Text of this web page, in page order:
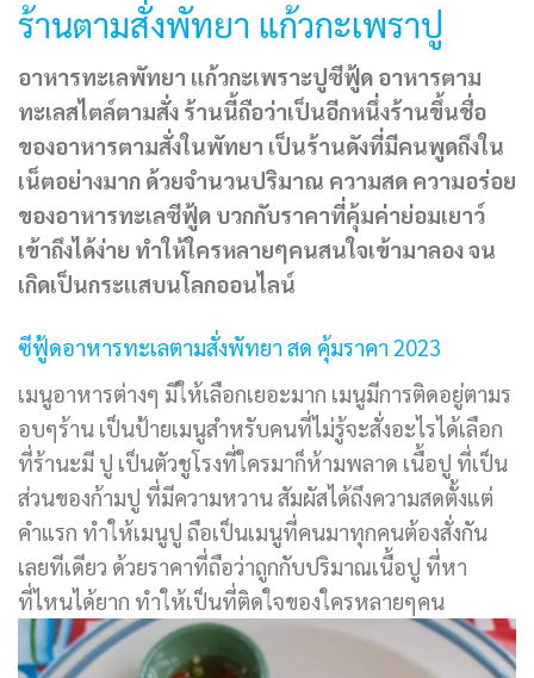
ร้านตามสั่งพัทยา แก้วกะเพราปู
อาหารทะเลพัทยา แก้วกะเพราะปูซีฟู้ด อาหารตาม
ทะเลสไตล์ตามสั่ง ร้านนี้ถือว่าเป็นอีกหนึ่งร้านขึ้นชื่อ
ของอาหารตามสั่งในพัทยา เป็นร้านดังที่มีคนพูดถึงใน
เน็ตอย่างมาก ด้วยจำนวนปริมาณ ความสด ความอร่อย
ของอาหารทะเลซีฟู้ด บวกกับราคาที่คุ้มค่าย่อมเยาว์
เข้าถึงได้ง่าย ทำให้ใครหลายๆคนสนใจเข้ามาลอง จน
เกิดเป็นกระแสบนโลกออนไลน์
ซีฟู้ดอาหารทะเลตามสั่งพัทยา สด คุ้มราคา 2023
เมนูอาหารต่างๆ มีให้เลือกเยอะมาก เมนูมีการติดอยู่ตามร
อบๆร้าน เป็นป้ายเมนูสำหรับคนที่ไม่รู้จะสั่งอะไรได้เลือก
ที่ร้านะมี ปู เป็นตัวชูโรงที่ใครมาก็ห้ามพลาด เนื้อปู ที่เป็น
ส่วนของก้ามปู ที่มีความหวาน สัมผัสได้ถึงความสดตั้งแต่
คำแรก ทำให้เมนูปู ถือเป็นเมนูที่คนมาทุกคนต้องสั่งกัน
เลยทีเดียว ด้วยราคาที่ถือว่าถูกกับปริมาณเนื้อปู ที่หา
ที่ไหนได้ยาก ทำให้เป็นที่ติดใจของใครหลายๆคน